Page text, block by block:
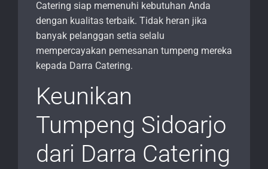
Catering siap memenuhi kebutuhan Anda
dengan kualitas terbaik. Tidak heran jika
banyak pelanggan setia selalu
mempercayakan pemesanan tumpeng mereka
kepada Darra Catering.
Keunikan
Tumpeng Sidoarjo
dari Darra Catering